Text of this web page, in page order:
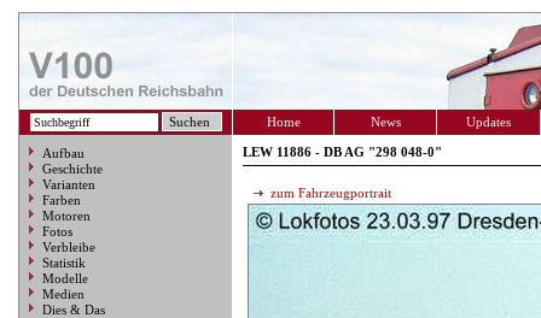
Home News Updates
Aufbau
Geschichte
Varianten
Farben
Motoren
Fotos
Verbleibe
Statistik
Modelle
Medien
Dies & Das
LEW 11886 - DB AG "298 048-0"
zum Fahrzeugportrait